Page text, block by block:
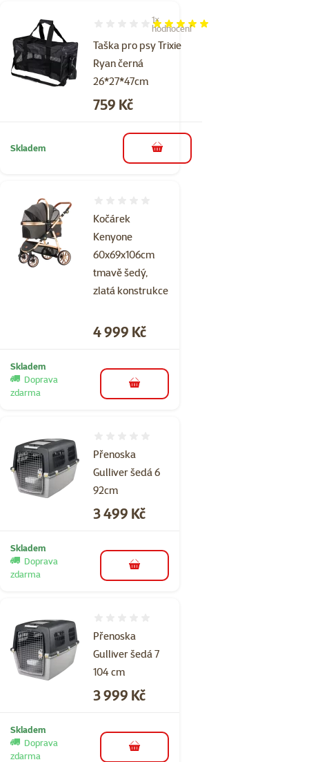
Taška pro psy Trixie
Ryan černá
26*27*47cm
Hodnocení 100%, počet hodnocení: 1
1×
hodnocení
Cena
759 Kč
Skladem do košíku
Kočárek
Kenyone
60x69x106cm
tmavě šedý,
zlatá konstrukce
Cena
4 999 Kč
Skladem
Doprava
zdarma
do košíku
Přenoska
Gulliver šedá 6
92cm
Cena
3 499 Kč
Skladem
Doprava
zdarma
do košíku
Přenoska
Gulliver šedá 7
104 cm
Cena
3 999 Kč
Skladem
Doprava
zdarma
do košíku